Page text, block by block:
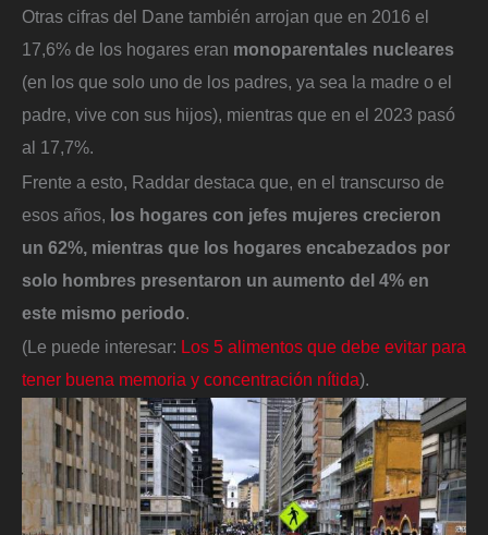
Otras cifras del Dane también arrojan que en 2016 el
17,6% de los hogares eran monoparentales nucleares
(en los que solo uno de los padres, ya sea la madre o el
padre, vive con sus hijos), mientras que en el 2023 pasó
al 17,7%.
Frente a esto, Raddar destaca que, en el transcurso de
esos años, los hogares con jefes mujeres crecieron
un 62%, mientras que los hogares encabezados por
solo hombres presentaron un aumento del 4% en
este mismo periodo
(Le puede interesar: Los 5 alimentos que debe evitar para
tener buena memoria y concentración nítida).